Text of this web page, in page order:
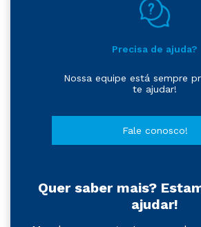
Precisa de ajuda?
Nossa equipe está sempre
te ajudar!
Fale conosco!
Quer saber mais?
ajudar!